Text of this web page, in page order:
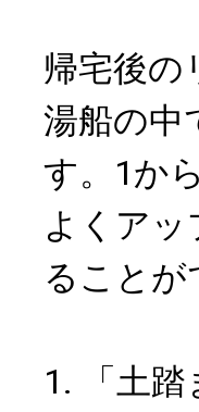
帰宅後の
湯船の中
す。1か
よくア
ることが
1. 「土踏